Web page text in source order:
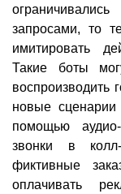
запросами, то
имитировать
Такие боты
воспроизводить
новые
помощью
звонки в колл-
фиктивные
оплачивать